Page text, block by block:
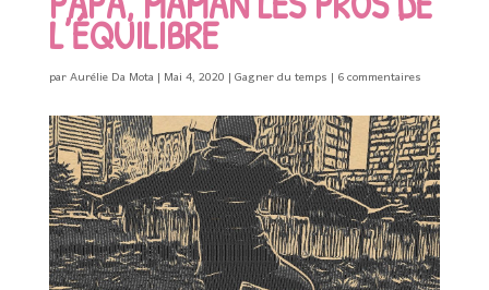
L’ÉQUILIBRE
parAurélie Da Mota| Mai 4, 2020 |Gagner du temps | 6 commentaires